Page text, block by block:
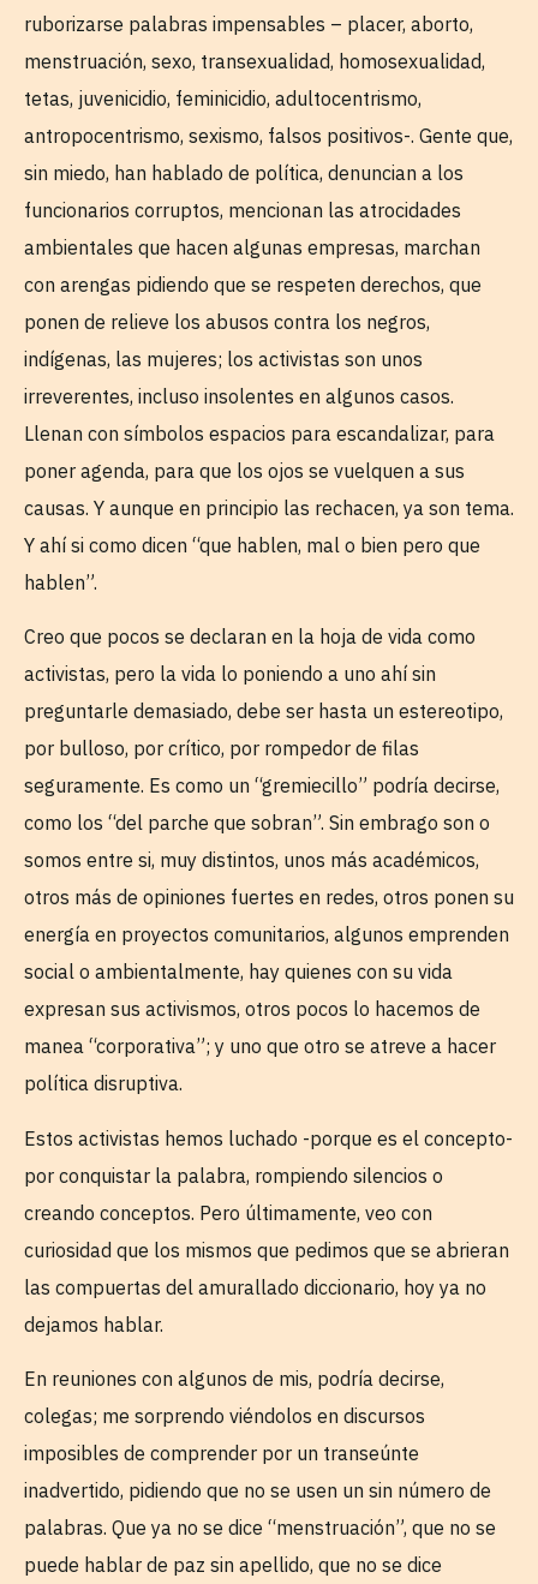
ruborizarse palabras impensables – placer, aborto,
menstruación, sexo, transexualidad, homosexualidad,
tetas, juvenicidio, feminicidio, adultocentrismo,
antropocentrismo, sexismo, falsos positivos-. Gente que,
sin miedo, han hablado de política, denuncian a los
funcionarios corruptos, mencionan las atrocidades
ambientales que hacen algunas empresas, marchan
con arengas pidiendo que se respeten derechos, que
ponen de relieve los abusos contra los negros,
indígenas, las mujeres; los activistas son unos
irreverentes, incluso insolentes en algunos casos.
Llenan con símbolos espacios para escandalizar, para
poner agenda, para que los ojos se vuelquen a sus
causas. Y aunque en principio las rechacen, ya son tema.
Y ahí si como dicen “que hablen, mal o bien pero que
hablen”.
Creo que pocos se declaran en la hoja de vida como
activistas, pero la vida lo poniendo a uno ahí sin
preguntarle demasiado, debe ser hasta un estereotipo,
por bulloso, por crítico, por rompedor de filas
seguramente. Es como un “gremiecillo” podría decirse,
como los “del parche que sobran”. Sin embrago son o
somos entre si, muy distintos, unos más académicos,
otros más de opiniones fuertes en redes, otros ponen su
energía en proyectos comunitarios, algunos emprenden
social o ambientalmente, hay quienes con su vida
expresan sus activismos, otros pocos lo hacemos de
manea “corporativa”; y uno que otro se atreve a hacer
política disruptiva.
Estos activistas hemos luchado -porque es el concepto-
por conquistar la palabra, rompiendo silencios o
creando conceptos. Pero últimamente, veo con
curiosidad que los mismos que pedimos que se abrieran
las compuertas del amurallado diccionario, hoy ya no
dejamos hablar.
En reuniones con algunos de mis, podría decirse,
colegas; me sorprendo viéndolos en discursos
imposibles de comprender por un transeúnte
inadvertido, pidiendo que no se usen un sin número de
palabras. Que ya no se dice “menstruación”, que no se
puede hablar de paz sin apellido, que no se dice